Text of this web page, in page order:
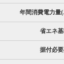
年間消費電力量
省エネ
据付必